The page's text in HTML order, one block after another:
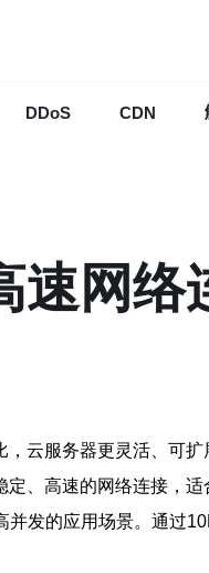
DDoS CDN
速网络
云服务器更灵活、可扩
、高速的网络连接，适
发的应用场景。通过